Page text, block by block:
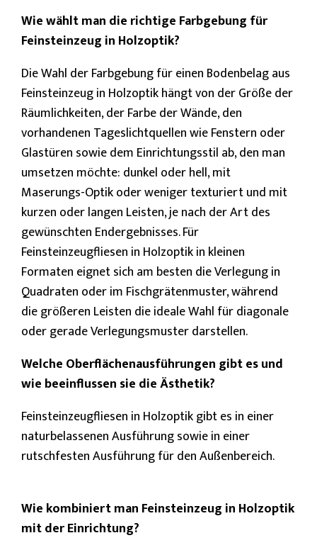
Wie wählt man die richtige Farbgebung für
Feinsteinzeug in Holzoptik?
Die Wahl der Farbgebung für einen Bodenbelag aus
Feinsteinzeug in Holzoptik hängt von der Größe der
Räumlichkeiten, der Farbe der Wände, den
vorhandenen Tageslichtquellen wie Fenstern oder
Glastüren sowie dem Einrichtungsstil ab, den man
umsetzen möchte: dunkel oder hell, mit
Maserungs-Optik oder weniger texturiert und mit
kurzen oder langen Leisten, je nach der Art des
gewünschten Endergebnisses. Für
Feinsteinzeugfliesen in Holzoptik in kleinen
Formaten eignet sich am besten die Verlegung in
Quadraten oder im Fischgrätenmuster, während
die größeren Leisten die ideale Wahl für diagonale
oder gerade Verlegungsmuster darstellen.
Welche Oberflächenausführungen gibt es und
wie beeinflussen sie die Ästhetik?
Feinsteinzeugfliesen in Holzoptik gibt es in einer
naturbelassenen Ausführung sowie in einer
rutschfesten Ausführung für den Außenbereich.
Wie kombiniert man Feinsteinzeug in Holzoptik
mit der Einrichtung?